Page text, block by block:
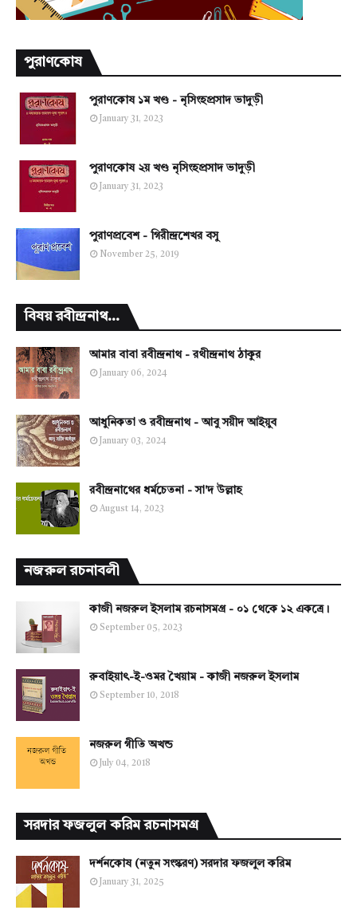
পুরাণকোষ
পুরাণকোষ ১ম খণ্ড - নৃসিংহপ্রসাদ ভাদুড়ী
January 31, 2023
পুরাণকোষ ২য় খণ্ড নৃসিংহপ্রসাদ ভাদুড়ী
January 31, 2023
পুরাণপ্রবেশ - গিরীন্দ্রশেখর বসু
November 25, 2019
বিষয় রবীন্দ্রনাথ...
আমার বাবা রবীন্দ্রনাথ - রথীন্দ্রনাথ ঠাকুর
January 06, 2024
আধুনিকতা ও রবীন্দ্রনাথ - আবু সয়ীদ আইয়ুব
January 03, 2024
রবীন্দ্রনাথের ধর্মচেতনা - সা'দ উল্লাহ
August 14, 2023
নজরুল রচনাবলী
কাজী নজরুল ইসলাম রচনাসমগ্র - ০১ থেকে ১২ একত্রে।
September 05, 2023
রুবাইয়াৎ-ই-ওমর খৈয়াম - কাজী নজরুল ইসলাম
September 10, 2018
নজরুল গীতি অখন্ড
July 04, 2018
সরদার ফজলুল করিম রচনাসমগ্র
দর্শনকোষ (নতুন সংস্করণ) সরদার ফজলুল করিম
January 31, 2025